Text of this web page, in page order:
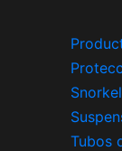
Tubos